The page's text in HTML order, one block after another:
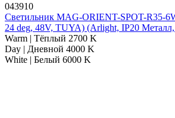
043910
Светильник MAG-ORIENT-SPOT-R35-
24 deg, 48V, TUYA) (Arlight, IP20 Металл,
Warm | Тёплый 2700 K
Day | Дневной 4000 K
White | Белый 6000 K